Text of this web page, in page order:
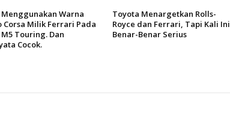
Menggunakan Warna
Corsa Milik Ferrari Pada
M5 Touring. Dan
Cocok.
Toyota Menargetkan Rolls-
Royce dan Ferrari, Tapi Kali Ini
Benar-Benar Serius